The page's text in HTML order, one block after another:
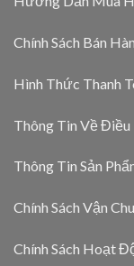
Chính Sách Bán
Hình Thức Thanh
Thông Tin Về Điều
Thông Tin Sản
Chính Sách Vận
Chính Sách Hoạt